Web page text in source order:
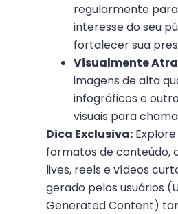
regularmente
interesse do seu
fortalecer sua
Visualmente
imagens de alta
infográficos e
visuais para
Dica Exclusiva:
formatos de conteúdo,
lives, reels e vídeos
gerado pelos usuários
Generated Content)